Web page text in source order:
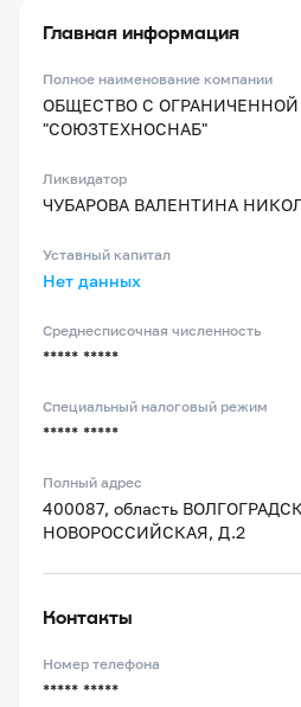
Главная информация
Полное наименование компании
ОБЩЕСТВО С
"СОЮЗТЕХНОСНАБ"
Ликвидатор
ЧУБАРОВА ВАЛЕНТИНА
Уставный капитал
Нет данных
Среднесписочная численность
***** *****
Специальный налоговый режим
***** *****
Полный адрес
400087, область
НОВОРОССИЙСКАЯ, Д.2
Контакты
Номер телефона
***** *****